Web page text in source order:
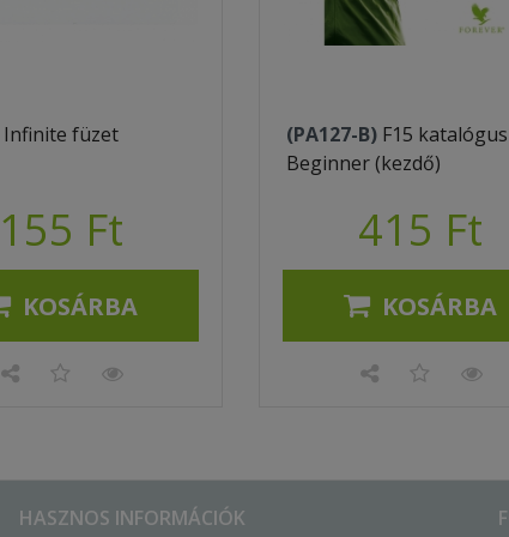
Infinite füzet
155 Ft
KOSÁRBA
(PA127-B) F15 katalógus
Beginner (kezdő)
415 Ft
KOSÁRBA
HASZNOS INFORMÁCIÓK